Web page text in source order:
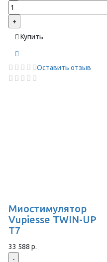
+
Купить
Оставить отзыв
Миостимулятор
Vupiesse TWIN-UP
T7
33 588 р.
-